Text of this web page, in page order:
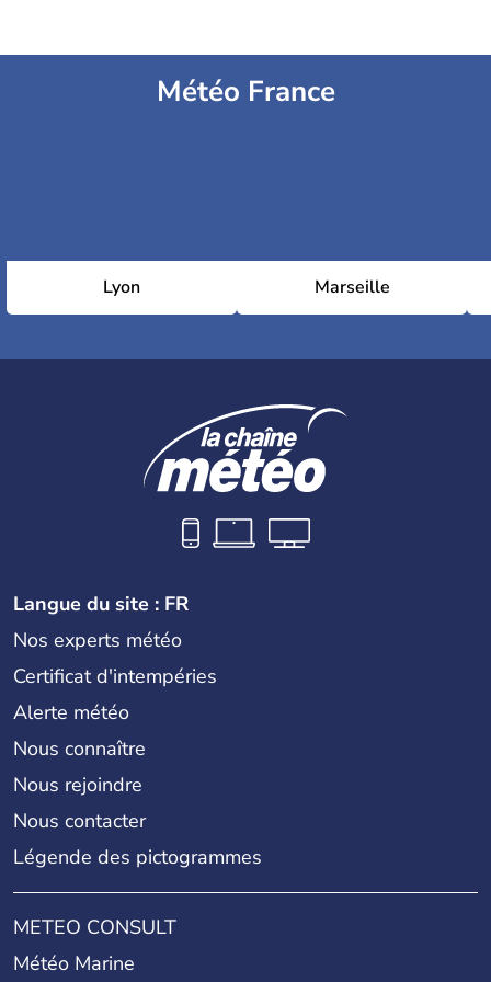
Météo France
Lyon Marseille
Langue du site : FR
Nos experts météo
Certificat d'intempéries
Alerte météo
Nous connaître
Nous rejoindre
Nous contacter
Légende des pictogrammes
METEO CONSULT
Météo Marine